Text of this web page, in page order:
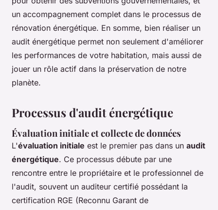
un accompagnement complet dans le processus de
rénovation énergétique. En somme, bien réaliser un
audit énergétique permet non seulement d'améliorer
les performances de votre habitation, mais aussi de
jouer un rôle actif dans la préservation de notre
planète.
Processus d'audit énergétique
Évaluation initiale et collecte de données
L'évaluation initiale est le premier pas dans un audit
énergétique. Ce processus débute par une
rencontre entre le propriétaire et le professionnel de
l'audit, souvent un auditeur certifié possédant la
certification RGE (Reconnu Garant de